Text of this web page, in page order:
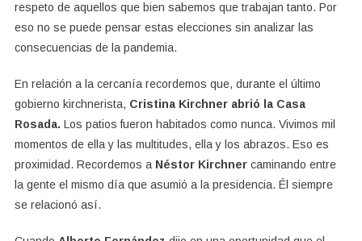
respeto de aquellos que bien sabemos que trabajan tanto. Por
eso no se puede pensar estas elecciones sin analizar las
consecuencias de la pandemia.
En relación a la cercanía recordemos que, durante el último
gobierno kirchnerista, Cristina Kirchner abrió la Casa
Rosada. Los patios fueron habitados como nunca. Vivimos mil
momentos de ella y las multitudes, ella y los abrazos. Eso es
proximidad. Recordemos a Néstor Kirchnercaminando entre
la gente el mismo día que asumió a la presidencia. Él siempre
se relacionó así.